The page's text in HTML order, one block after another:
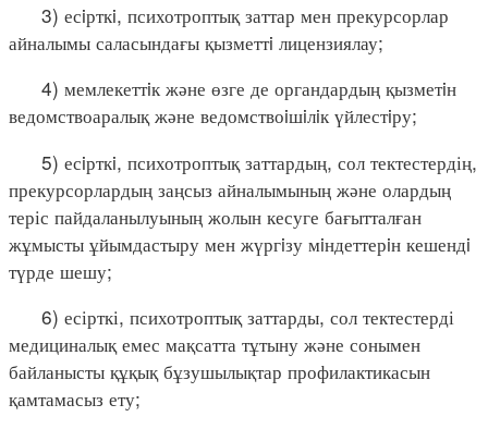
3) есiрткi, психотроптық заттар мен прекурсорлар
айналымы саласындағы қызметтi лицензиялау;
4) мемлекеттiк және өзге де органдардың қызметiн
ведомствоаралық және ведомствоiшiлiк үйлестiру;
5) есiрткi, психотроптық заттардың, сол тектестердің,
прекурсорлардың заңсыз айналымының және олардың
теріс пайдаланылуының жолын кесуге бағытталған
жұмысты ұйымдастыру мен жүргiзу мiндеттерiн кешендi
түрде шешу;
6) есірткі, психотроптық заттарды, сол тектестерді
медициналық емес мақсатта тұтыну және сонымен
байланысты құқық бұзушылықтар профилактикасын
қамтамасыз ету;